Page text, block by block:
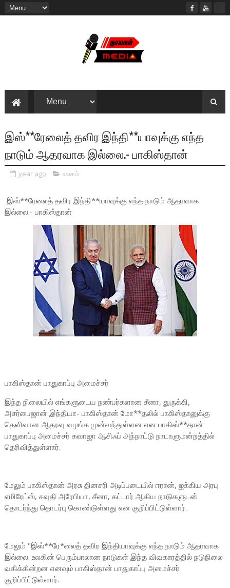
இஸ்**ரேலைத் தவிர இந்தி**யாவுக்கு எந்த
நாடும் ஆதரவாக இல்லை.- பாகிஸ்தான்
year ago உலகம்
இஸ்**ரேலைத் தவிர இந்தி**யாவுக்கு எந்த நாடும் ஆதரவாக
இல்லை.- பாகிஸ்தான்
பாகிஸ்தான் பாதுகாப்பு அமைச்சர்
இந்த நிலையில் எங்களுடைய நண்பர்களான சீனா, துருக்கி,
அசர்பைஜான் இந்தியா- பாகிஸ்தான் மோ**தலில் பாகிஸ்தானுக்கு
தெளிவான ஆதரவு வழங்க முன்வந்துள்ளன என பாகிஸ்**தான்
பாதுகாப்பு அமைச்சர் கவாஜா ஆசிஃப் அந்நாட்டு நாடாளுமன்றத்தில்
தெரிவித்துள்ளார்.
மேலும் பாகிஸ்தான் அரசு தினசரி அடிப்படையில் ஈரான், ஐக்கிய அரபு
எமிரேட்ஸ், சவுதி அரேபியா, சீனா, கட்டார் ஆகிய நாடுகளுடன்
தொடர்ந்து தொடர்பு கொண்டுள்ளது என குறிப்பிட்டுள்ளார்.
மேலும் "இஸ்**ரே*லைத் தவிர இந்தியாவுக்கு எந்த நாடும் ஆதரவாக
இல்லை. உலகின் பெரும்பாலான நாடுகள் இந்த விவகாரத்தில் நடுநிலை
வகிக்கின்றன எனவும் பாகிஸ்தான் பாதுகாப்பு அமைச்சர்
குறிப்பிட்டுள்ளார்.